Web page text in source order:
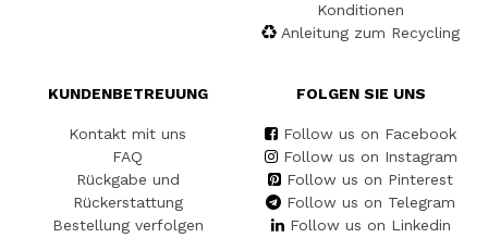
Konditionen
Anleitung zum Recycling
KUNDENBETREUUNG
Kontakt mit uns
FAQ
Rückgabe und
Rückerstattung
Bestellung verfolgen
FOLGEN SIE UNS
Follow us on Facebook
Follow us on Instagram
Follow us on Pinterest
Follow us on Telegram
Follow us on Linkedin